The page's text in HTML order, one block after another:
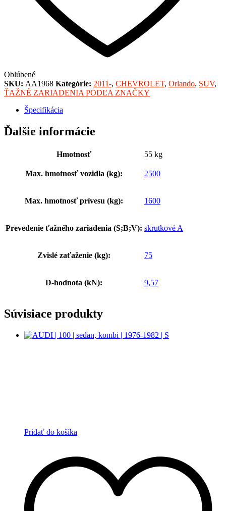
Oblúbené
SKU: AA1968 Kategórie: 2011-, CHEVROLET, Orlando, SUV,
ŤAŽNÉ ZARIADENIA PODĽA ZNAČKY
Špecifikácia
Ďalšie informácie
Hmotnosť 55 kg
Max. hmotnosť vozidla (kg): 2500
Max. hmotnosť prívesu (kg): 1600
Prevedenie ťažného zariadenia (S;B;V): skrutkové A
Zvislé zaťaženie (kg): 75
D-hodnota (kN): 9,57
Súvisiace produkty
Pridať do košíka